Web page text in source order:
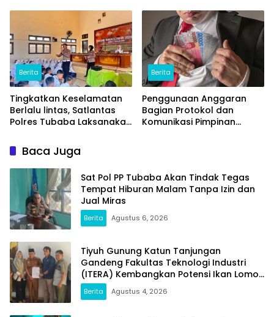
Masyarakat
Berita
Tingkatkan Keselamatan
Berlalu lintas, Satlantas
Polres Tubaba Laksanakan
School di SMAN 1 Tumijajar
Berita
Penggunaan Anggaran
Bagian Protokol dan
Komunikasi Pimpinan
Baca Juga
Sat Pol PP Tubaba Akan Tindak Tegas
Tempat Hiburan Malam Tanpa Izin dan
Jual Miras
Berita Agustus 6, 2026
Tiyuh Gunung Katun Tanjungan
Gandeng Fakultas Teknologi Industri
(ITERA) Kembangkan Potensi Ikan Lomou
Menjadi Prodak Unggulan
Berita Agustus 4, 2026